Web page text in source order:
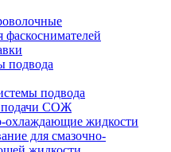
фаскоснимателей
подвода
подвода
СОЖ
охлаждающие жидкости
для смазочно-